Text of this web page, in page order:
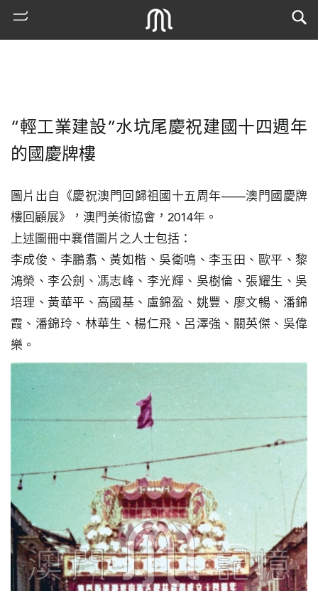
熱
古
地
圖
媽
寺
教
堂
街
“輕工業建設”水坑尾慶祝建國十四週年
的國慶牌樓
圖片出自《慶祝澳門回歸祖國十五周年——澳門國慶牌
樓回顧展》，澳門美術協會，2014年。
上述圖冊中襄借圖片之人士包括：
李成俊、李鵬翥、黃如楷、吳衛鳴、李玉田、歐平、黎
鴻榮、李公劍、馮志峰、李光輝、吳樹倫、張耀生、吳
培理、黃華平、高國基、盧錦盈、姚豐、廖文暢、潘錦
霞、潘錦玲、林華生、楊仁飛、呂澤強、關英傑、吳偉
樂。